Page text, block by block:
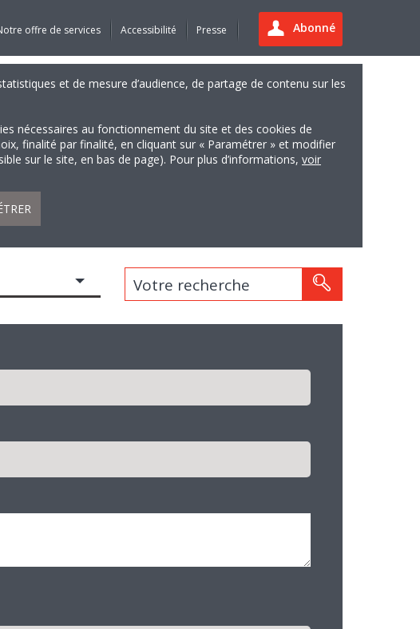
Abonné
offre de services Accessibilité Presse
et de mesure d’audience, de partage de contenu sur les
nécessaires au fonctionnement du site et des cookies de
finalité par finalité, en cliquant sur « Paramétrer » et modifier
sur le site, en bas de page). Pour plus d’informations, voir
Votre recherche